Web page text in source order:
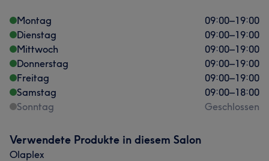
Professionell Kompetent 14
Sympathisch
Montag 09:00–19:00
Dienstag
09:00–19:00
Mittwoch
09:00–19:00
Donnerstag
09:00–19:00
Freitag
09:00–19:00
Samstag
09:00–18:00
Sonntag
Geschlossen
Verwendete Produkte in diesem Salon
Olaplex